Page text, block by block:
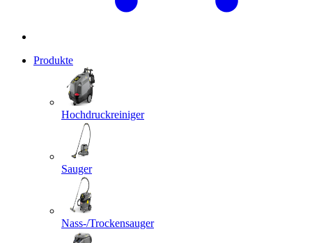
Produkte
Hochdruckreiniger
Sauger
Nass-/Trockensauger